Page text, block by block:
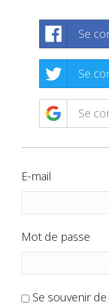
Se
Se
Se
E-mail
Mot de passe
Se souvenir